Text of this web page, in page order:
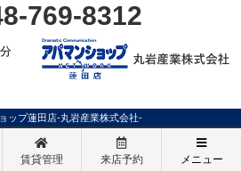
769-8312
ップ蓮田店-丸岩産業株式会社-
賃貸管理 来店予約 メニュー